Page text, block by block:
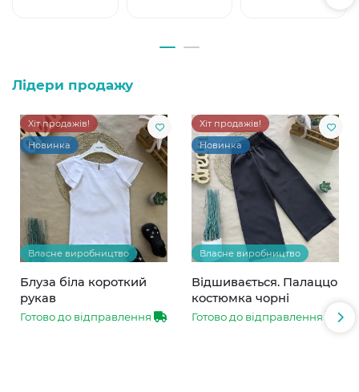
Лідери продажу
Хіт продажів!
Новинка
Власне виробництво
Блуза біла короткий
рукав
Готово до відправлення
Хіт продажів!
Новинка
Власне виробництво
Відшивається. Палаццо
костюмка чорні
Готово до відправлення